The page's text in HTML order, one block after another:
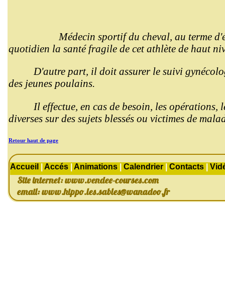
Médecin sportif du cheval, au terme
quotidien la santé fragile de cet athlète de haut
D'autre part, il doit assurer le suivi
des jeunes poulains.
Il effectue, en cas de besoin, les
diverses sur des sujets blessés ou victimes de
Retour haut de page
Accueil Accés Animations Calendrier Contacts
Site internet: www.vendee-courses.com
email:www.hippo.les.sables@wanadoo.fr